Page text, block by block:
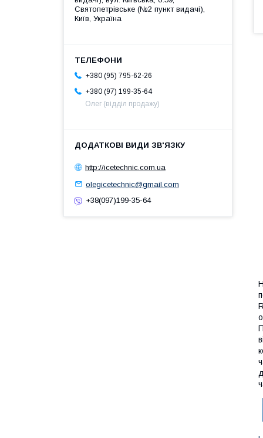
Святопетрівське (№2 пункт видачі),
Київ, Україна
+380 (95) 795-62-26
+380 (97) 199-35-64
Олег (відділ продажу)
http://icetechnic.com.ua
olegicetechnic@gmail.com
+38(097)199-35-64